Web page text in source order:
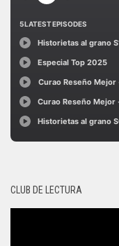
CLUB DE LECTURA